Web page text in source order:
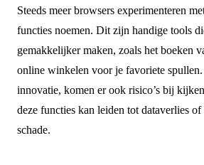
Steeds meer browsers experimenteren
functies noemen. Dit zijn handige tools
gemakkelijker maken, zoals het boeken
online winkelen voor je favoriete
innovatie, komen er ook risico’s bij
deze functies kan leiden tot dataverlies
schade.